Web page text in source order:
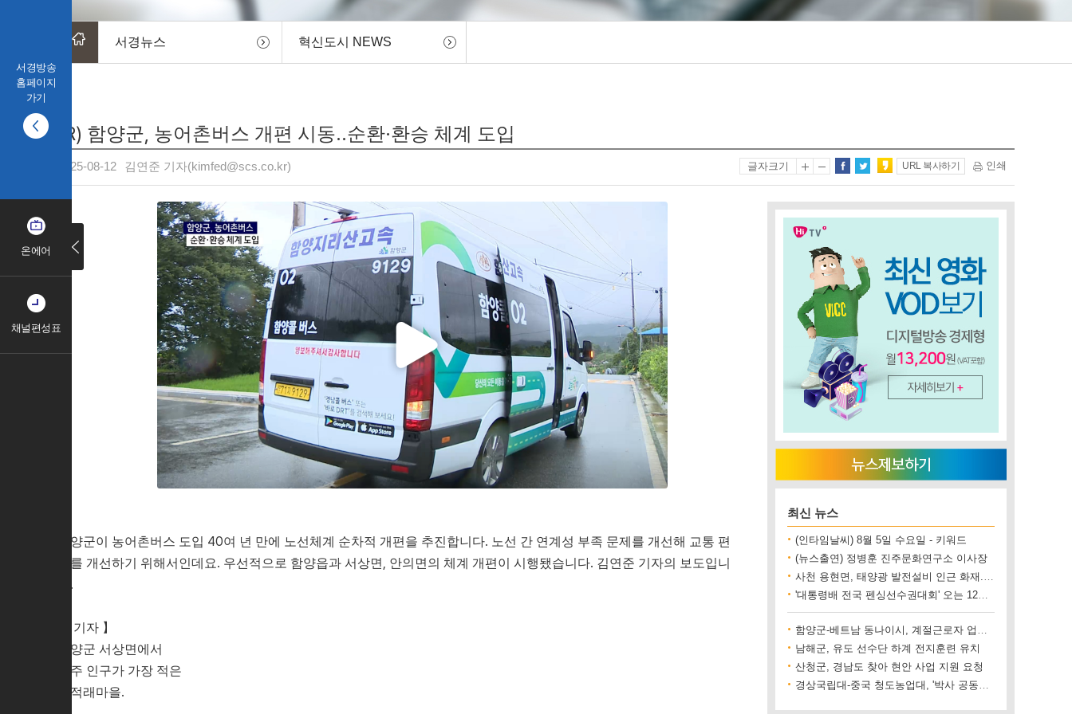
서경방송
홈페이지
가기
온에어
채널편성표
서경뉴스 혁신도시 NEWS
(R) 함양군, 농어촌버스 개편 시동..순환·환승 체계 도입
2025-08-12 김연준 기자(kimfed@scs.co.kr) 글자크기 URL 복사하기 인쇄
함양군이 농어촌버스 도입 40여 년 만에 노선체계 순차적 개편을 추진합니다. 노선 간 연계성 부족 문제를 개선해 교통 편
의를 개선하기 위해서인데요. 우선적으로 함양읍과 서상면, 안의면의 체계 개편이 시행됐습니다. 김연준 기자의 보도입니
다.
【 기자 】
함양군 서상면에서
거주 인구가 가장 적은
피적래마을.
최신 뉴스
(인타임날씨) 8월 5일 수요일 - 키워드
(뉴스출연) 정병훈 진주문화연구소 이사장
사천 용현면, 태양광 발전설비 인근 화재..재산 피해 500만 원 상당
'대통령배 전국 펜싱선수권대회' 오는 12일 진주에서 개최
함양군-베트남 동나이시, 계절근로자 업무협약 체결
남해군, 유도 선수단 하계 전지훈련 유치
산청군, 경남도 찾아 현안 사업 지원 요청
경상국립대-중국 청도농업대, '박사 공동양성' 업무협약 체결